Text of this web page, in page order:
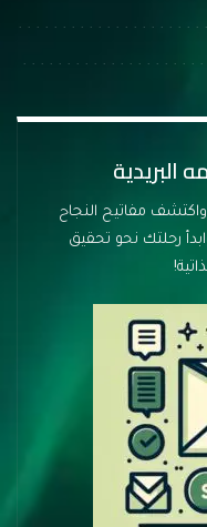
البريدية
مفاتيح النجاح
رحلتك نحو تحقيق